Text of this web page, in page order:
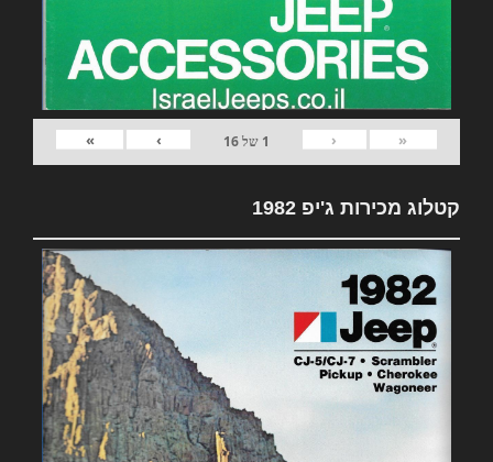
«
‹
1 של16
›
»
קטלוג מכירות ג'יפ 1982